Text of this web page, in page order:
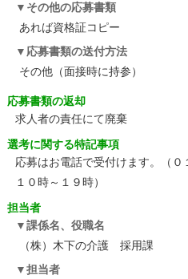
その他の応募書類
あれば資格証コピー
応募書類の送付方法
その他（面接時に持参）
応募書類の返却
求人者の責任にて廃棄
選考に関する特記事項
応募はお電話で受付けます。（
１０時～１９時）
担当者
課係名、役職名
（株）木下の介護 採用課
担当者